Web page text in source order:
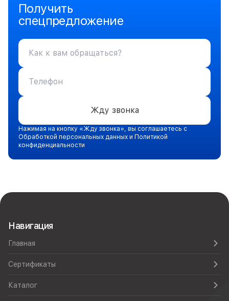
Получить
спецпредложение
Жду звонка
Нажимая на кнопку «Жду звонка», вы соглашаетесь с
Обработкой персональных данных и Политикой
конфиденциальности
Навигация
Главная
Сертификаты
Каталог